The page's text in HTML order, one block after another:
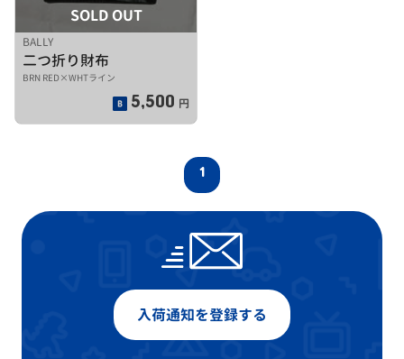
SOLD OUT
BALLY
二つ折り財布
BRN RED×WHTライン
5,500 円
1
入荷通知を登録する